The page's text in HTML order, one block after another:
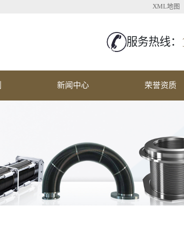
XML地图
服务热线：
新闻中心 荣誉资质